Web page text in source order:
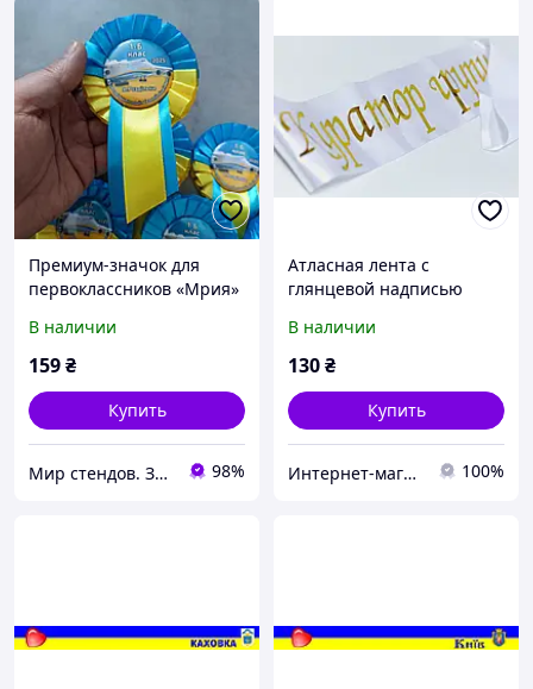
Премиум-значок для
первоклассников «Мрия»
розеткой
В наличии
159₴
Купить
Мир стендов. Значки, часы, магниты, детские товары и сувениры 98%
Атласная лента с
глянцевой надписью
В наличии
130₴
Купить
Интернет-магазин флагов flag-online Свиридченкова Н.В. ФЛП 100%